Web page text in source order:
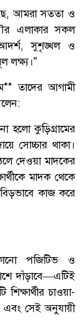
আমরা সততা ও
এলাকার সকল
আদর্শ, সুশৃঙ্খল ও
লক্ষ্য।"
তাদের আগামী
হলো কুড়িগ্রামের
সোচ্চার থাকা।
দেওয়া মাদকের
মাদক থেকে
কাজ করে
পজিটিভ ও
দাঁড়াবে—এটিই
চাওয়া-
এবং সেই অনুযায়ী